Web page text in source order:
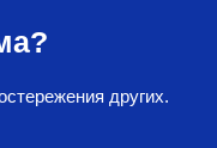
других.